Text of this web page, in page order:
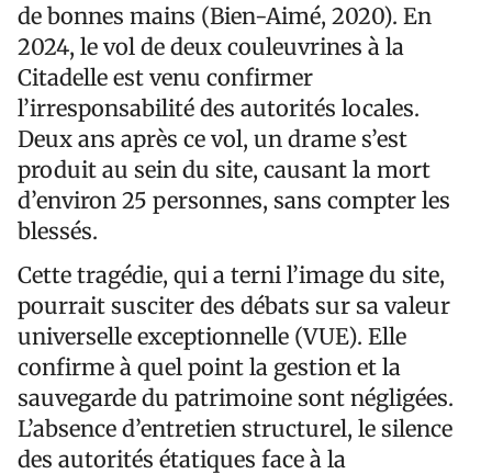
de bonnes mains (Bien-Aimé, 2020). En
2024, le vol de deux couleuvrines à la
Citadelle est venu confirmer
l’irresponsabilité des autorités locales.
Deux ans après ce vol, un drame s’est
produit au sein du site, causant la mort
d’environ 25 personnes, sans compter les
blessés.
Cette tragédie, qui a terni l’image du site,
pourrait susciter des débats sur sa valeur
universelle exceptionnelle (VUE). Elle
confirme à quel point la gestion et la
sauvegarde du patrimoine sont négligées.
L’absence d’entretien structurel, le silence
des autorités étatiques face à la